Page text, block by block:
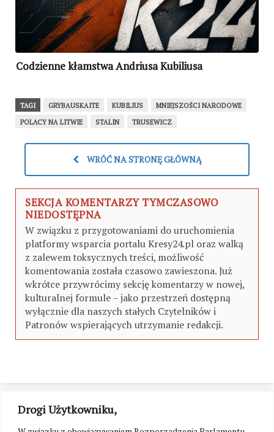
Drogi Użytkowniku,
Codzienne kłamstwa Andriusa Kubiliusa
TAGI GRYBAUSKAITE KUBILIUS
MNIEJSZOŚCI NARODOWE
POLACY NA LITWIE
STALIN TRUSEWICZ
WRÓĆ NA STRONĘ GŁÓWNĄ
SEKCJA KOMENTARZY TYMCZASOWO
NIEDOSTĘPNA
W związku z przygotowaniami do uruchomienia
platformy wsparcia portalu Kresy24.pl oraz walką
z zalewem toksycznych treści, możliwość
komentowania została czasowo zawieszona. Już
wkrótce przywrócimy sekcję komentarzy w nowej,
kulturalnej formule – jako przestrzeń dostępną
wyłącznie dla naszych stałych Czytelników i
Patronów wspierających utrzymanie redakcji.